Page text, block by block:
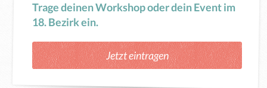
Trage deinen Workshop oder dein Event im
18. Bezirk ein.
Jetzt eintragen